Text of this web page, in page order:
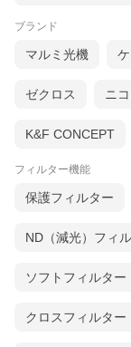
ブランド
マルミ光機
ゼクロス ニ
K&F CONCEPT
フィルター機能
保護フィルター
ND（減光）フィ
ソフトフィルター
クロスフィルター